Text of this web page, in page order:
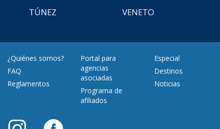
TÚNEZ
VENETO
¿Quiénes somos?
FAQ
Reglamentos
Portal para
agencias
asociadas
Programa de
afiliados
Especial
Destinos
Noticias